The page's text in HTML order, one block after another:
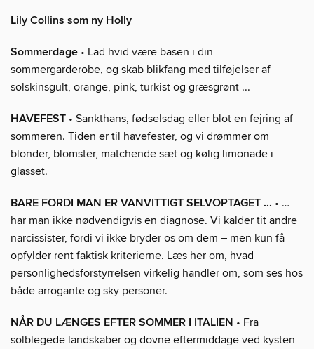
Lily Collins som ny Holly
Sommerdage • Lad hvid være basen i din
sommergarderobe, og skab blikfang med tilføjelser af
solskinsgult, orange, pink, turkist og græsgrønt ...
HAVEFEST • Sankthans, fødselsdag eller blot en fejring af
sommeren. Tiden er til havefester, og vi drømmer om
blonder, blomster, matchende sæt og kølig limonade i
glasset.
BARE FORDI MAN ER VANVITTIGT SELVOPTAGET ... • …
har man ikke nødvendigvis en diagnose. Vi kalder tit andre
narcissister, fordi vi ikke bryder os om dem – men kun få
opfylder rent faktisk kriterierne. Læs her om, hvad
personlighedsforstyrrelsen virkelig handler om, som ses hos
både arrogante og sky personer.
NÅR DU LÆNGES EFTER SOMMER I ITALIEN • Fra
solblegede landskaber og dovne eftermiddage ved kysten